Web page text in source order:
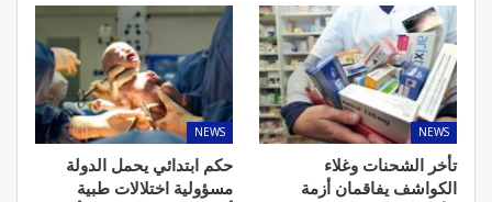
NEWS
تأخر الشحنات وغلاء
الكواشف يفاقمان أزمة
NEWS
حكم ابتدائي يحمل الدولة
مسؤولية اختلالات طبية